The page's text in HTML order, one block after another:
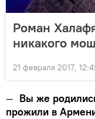
Роман
никакого
21 февраля 2017,
— Вы же
прожили в